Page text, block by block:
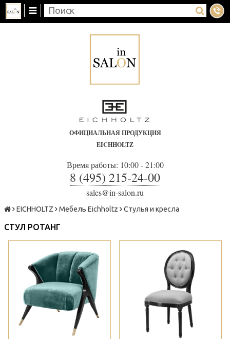
ОФИЦИАЛЬНАЯ ПРОДУКЦИЯ
EICHHOLTZ
Время работы: 10:00 - 21:00
8 (495) 215-24-00
sales@in-salon.ru
EICHHOLTZ Мебель Eichholtz Стулья и кресла
СТУЛ РОТАНГ